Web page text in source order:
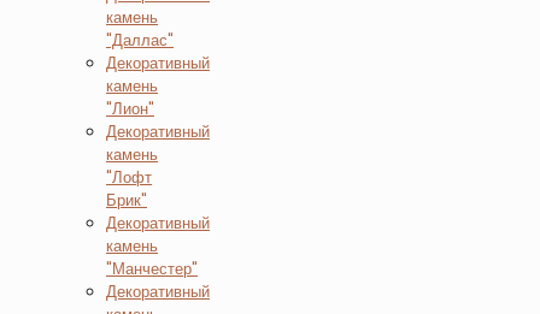
камень
"Даллас"
Декоративный
камень
"Лион"
Декоративный
камень
"Лофт
Брик"
Декоративный
камень
"Манчестер"
Декоративный